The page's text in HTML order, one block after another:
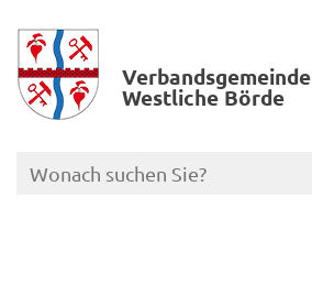
Verbands­gemeinde
Westliche Börde